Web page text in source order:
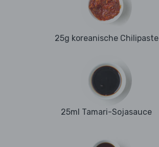
25g koreanische Chilipaste
25ml Tamari-Sojasauce